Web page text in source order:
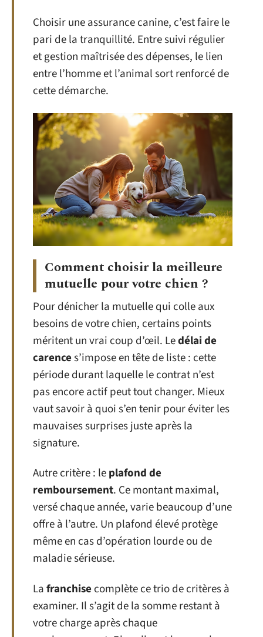
Choisir une assurance canine, c’est faire le
pari de la tranquillité. Entre suivi régulier
et gestion maîtrisée des dépenses, le lien
entre l’homme et l’animal sort renforcé de
cette démarche.
Comment choisir la meilleure
mutuelle pour votre chien ?
Pour dénicher la mutuelle qui colle aux
besoins de votre chien, certains points
méritent un vrai coup d’œil. Ledélai de
carences’impose en tête de liste : cette
période durant laquelle le contrat n’est
pas encore actif peut tout changer. Mieux
vaut savoir à quoi s’en tenir pour éviter les
mauvaises surprises juste après la
signature.
Autre critère : leplafond de
remboursement. Ce montant maximal,
versé chaque année, varie beaucoup d’une
offre à l’autre. Un plafond élevé protège
même en cas d’opération lourde ou de
maladie sérieuse.
Lafranchise complète ce trio de critères à
examiner. Il s’agit de la somme restant à
votre charge après chaque